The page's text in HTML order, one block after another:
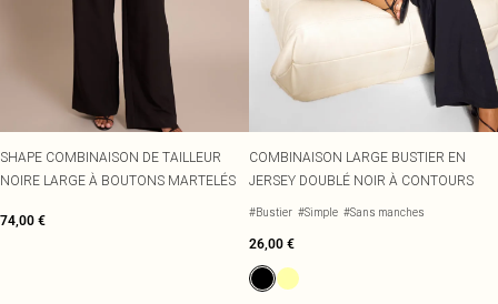
SHAPE COMBINAISON DE TAILLEUR
NOIRE LARGE À BOUTONS MARTELÉS
74,00 €
COMBINAISON LARGE BUSTIER EN
JERSEY DOUBLÉ NOIR À CONTOURS
#Bustier #Simple #Sans manches
26,00 €